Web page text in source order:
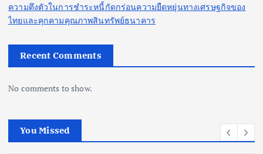
ความตึงตัวในการชำระหนี้กัดกร่อนความยืดหยุ่นทางเศรษฐกิจของ
ไทยและคุกคามคุณภาพสินทรัพย์ธนาคาร
Recent Comments
No comments to show.
You Missed